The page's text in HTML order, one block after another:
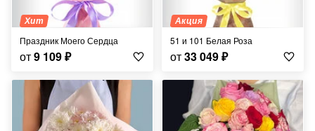
Хит
Праздник Моего Сердца
от9 109₽
Акция
51 и 101 Белая Роза
от33 049₽